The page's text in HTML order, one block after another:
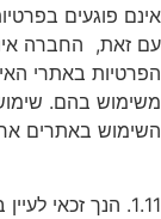
אינם פוגעים
עם זאת, החברה
הפרטיות באתרי
משימוש בהם.
השימוש באתרים
1.11. הנך זכאי